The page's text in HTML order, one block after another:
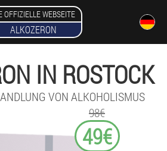
OFFIZIELLE WEBSEITE
ALKOZERON
IN ROSTOCK
VON ALKOHOLISMUS
98€
49€